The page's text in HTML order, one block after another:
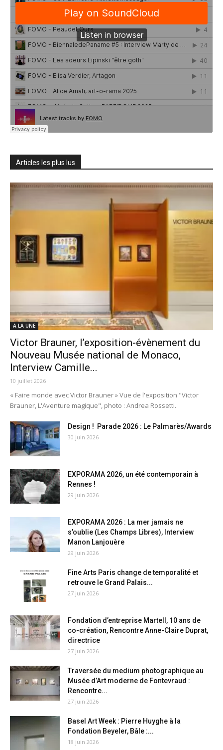
Articles les plus lus
A LA UNE
Victor Brauner, l’exposition-évènement du
Nouveau Musée national de Monaco,
Interview Camille...
10 juillet 2026
« Faire monde avec Victor Brauner » Vue de l'exposition "Victor
Brauner, L'Aventure magique", photo : Andrea Rossetti.
Design ! Parade 2026 : Le Palmarès/Awards
30 juin 2026
EXPORAMA 2026, un été contemporain à
Rennes !
29 juin 2026
EXPORAMA 2026 : La mer jamais ne
s’oublie (Les Champs Libres), Interview
Manon Lanjouère
29 juin 2026
Fine Arts Paris change de temporalité et
retrouve le Grand Palais...
27 juin 2026
Fondation d’entreprise Martell, 10 ans de
co-création, Rencontre Anne-Claire Duprat,
directrice
27 juin 2026
Traversée du medium photographique au
Musée d’Art moderne de Fontevraud :
Rencontre...
27 juin 2026
Basel Art Week : Pierre Huyghe à la
Fondation Beyeler, Bâle :...
18 juin 2026